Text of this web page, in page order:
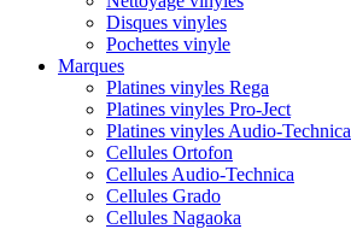
Disques vinyles
Pochettes vinyle
Marques
Platines vinyles Rega
Platines vinyles Pro-Ject
Platines vinyles Audio-Technica
Cellules Ortofon
Cellules Audio-Technica
Cellules Grado
Cellules Nagaoka